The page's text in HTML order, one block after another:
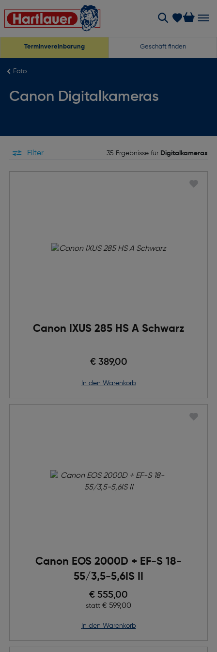
Terminvereinbarung Geschäft finden
Foto
Canon Digitalkameras
Filter 35 Ergebnisse für Digitalkameras
Canon IXUS 285 HS A Schwarz
€ 389,00
in den Warenkorb
Canon EOS 2000D + EF-S 18-
55/3,5-5,6IS II
Preis nach Rabatts
€ 555,00
statt Ursprünglicher Preis
€ 599,00
in den Warenkorb